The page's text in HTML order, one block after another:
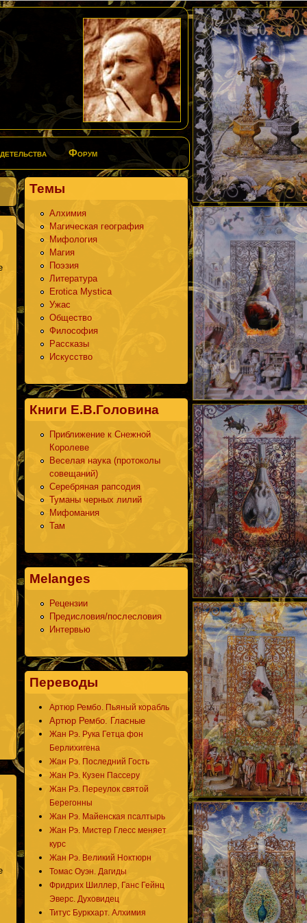
Форум
about Эфир в программе А.Лаэртского "Мономоранси"
Темы
Алхимия
Магическая география
Мифология
Магия
Поэзия
Литература
Erotica Mystica
Ужас
Общество
Философия
Рассказы
Искусство
Книги Е.В.Головина
Приближение к Снежной
Королеве
Веселая наука (протоколы
совещаний)
Серебряная рапсодия
Туманы черных лилий
Мифомания
Там
Melanges
Рецензии
Предисловия/послесловия
Интервью
Переводы
Артюр Рембо. Пьяный корабль
Артюр Рембо. Гласные
Жан Рэ. Рука Гетца фон
Берлихигена
Жан Рэ. Последний Гость
Жан Рэ. Кузен Пассеру
Жан Рэ. Переулок святой
Берегонны
Жан Рэ. Майенская псалтырь
Жан Рэ. Мистер Глесс меняет
курс
Жан Рэ. Великий Ноктюрн
Томас Оуэн. Дагиды
Фридрих Шиллер, Ганс Гейнц
Эверс. Духовидец
Титус Буркхарт. Алхимия